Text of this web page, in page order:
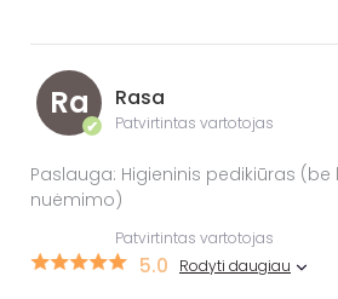
Ra
✔
Rasa
Patvirtintas vartotojas
Paslauga: Higieninis pedikiūras
nuėmimo)
Patvirtintas vartotojas
5.0 Rodyti daugiau